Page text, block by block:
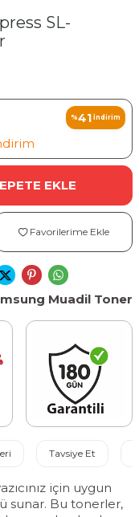
SL-
%41 İndirim
EKLE
Favorilerime Ekle
Muadil Toner
Tavsiye Et
için uygun
sunar. Bu tonerler,